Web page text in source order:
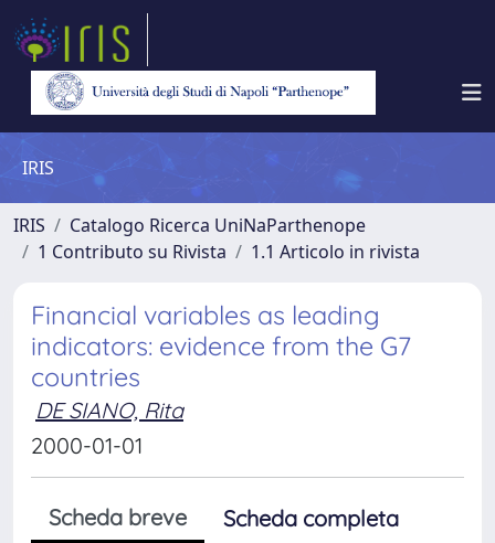
IRIS
IRIS
Catalogo Ricerca UniNaParthenope
1 Contributo su Rivista
1.1 Articolo in rivista
Financial variables as leading
indicators: evidence from the G7
countries
DE SIANO, Rita
2000-01-01
Scheda breve
Scheda completa